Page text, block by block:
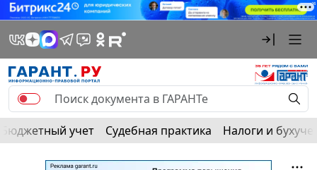
Бюджетный учет Судебная практика Налоги и